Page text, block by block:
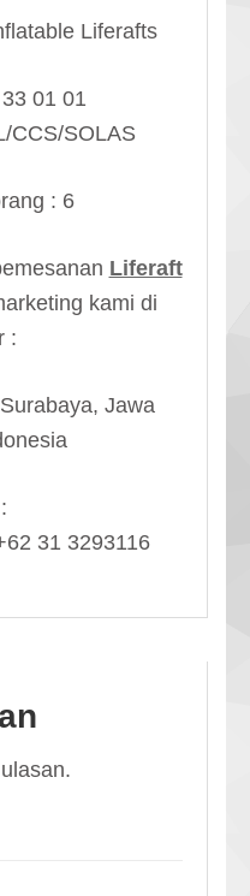
Liferafts
01 01
CCS/SOLAS
: 6
Liferaft
kami di
:
Jawa
31 3293116